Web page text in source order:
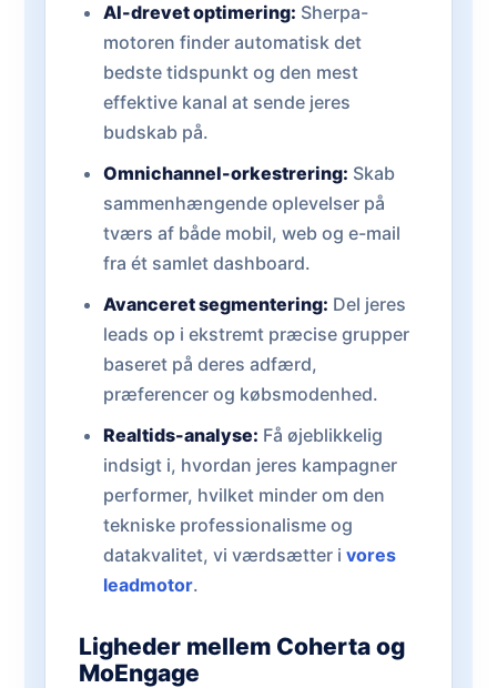
AI-drevet optimering: Sherpa-
motoren finder automatisk det
bedste tidspunkt og den mest
effektive kanal at sende jeres
budskab på.
Omnichannel-orkestrering: Skab
sammenhængende oplevelser på
tværs af både mobil, web og e-mail
fra ét samlet dashboard.
Avanceret segmentering: Del jeres
leads op i ekstremt præcise grupper
baseret på deres adfærd,
præferencer og købsmodenhed.
Realtids-analyse: Få øjeblikkelig
indsigt i, hvordan jeres kampagner
performer, hvilket minder om den
tekniske professionalisme og
datakvalitet, vi værdsætter i vores
leadmotor.
Ligheder mellem Coherta og
MoEngage